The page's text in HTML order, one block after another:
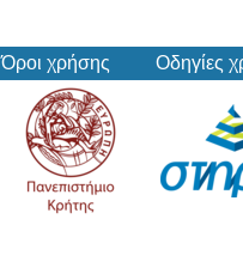
Όροι χρήσης Οδηγίες